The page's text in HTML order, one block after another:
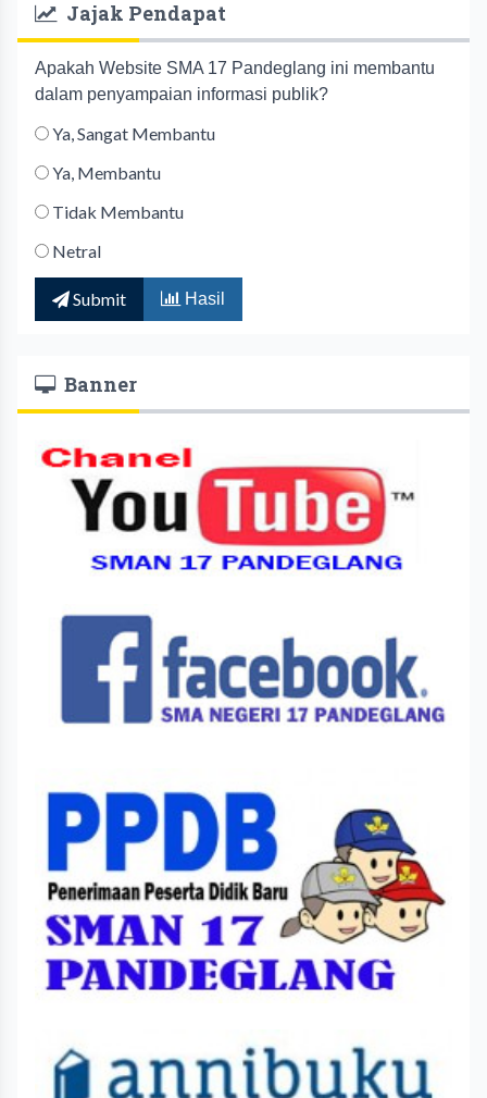
Jajak Pendapat
Apakah Website SMA 17 Pandeglang ini membantu
dalam penyampaian informasi publik?
Ya, Sangat Membantu
Ya, Membantu
Tidak Membantu
Netral
Submit Hasil
Banner